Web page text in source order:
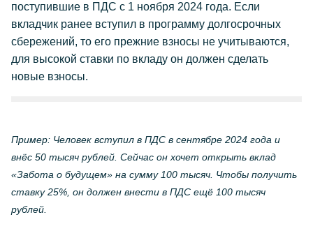
поступившие в ПДС с 1 ноября 2024 года. Если
вкладчик ранее вступил в программу долгосрочных
сбережений, то его прежние взносы не учитываются,
для высокой ставки по вкладу он должен сделать
новые взносы.
Пример: Человек вступил в ПДС в сентябре 2024 года и
внёс 50 тысяч рублей. Сейчас он хочет открыть вклад
«Забота о будущем» на сумму 100 тысяч. Чтобы получить
ставку 25%, он должен внести в ПДС ещё 100 тысяч
рублей.